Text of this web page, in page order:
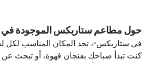
حول مطاعم ستاربكس الموجودة في
في ستاربكس®، تجد المكان المناسب
كنت تبدأ صباحك بفنجان قهوة، أو تبحث عن